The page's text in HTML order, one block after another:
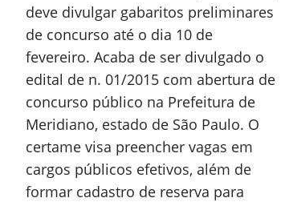
deve divulgar gabaritos preliminares
de concurso até o dia 10 de
fevereiro. Acaba de ser divulgado o
edital de n. 01/2015 com abertura de
concurso público na Prefeitura de
Meridiano, estado de São Paulo. O
certame visa preencher vagas em
cargos públicos efetivos, além de
formar cadastro de reserva para